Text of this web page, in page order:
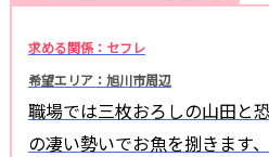
求める関係：セフレ
希望エリア：旭川市周辺
職場では三枚おろしの山田と
の凄い勢いでお魚を捌きます